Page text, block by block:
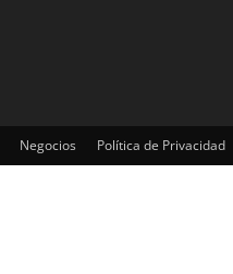
Negocios Política de Privacidad